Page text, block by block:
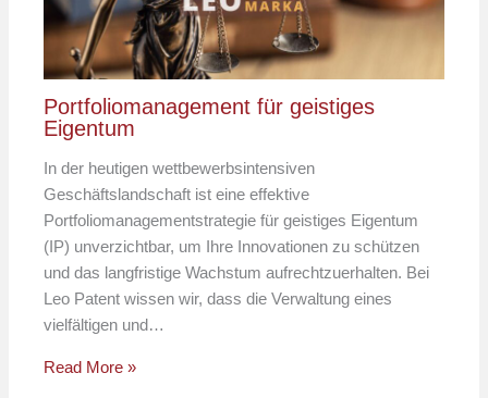
Portfoliomanagement für geistiges
Eigentum
In der heutigen wettbewerbsintensiven
Geschäftslandschaft ist eine effektive
Portfoliomanagementstrategie für geistiges Eigentum
(IP) unverzichtbar, um Ihre Innovationen zu schützen
und das langfristige Wachstum aufrechtzuerhalten. Bei
Leo Patent wissen wir, dass die Verwaltung eines
vielfältigen und…
Read More »